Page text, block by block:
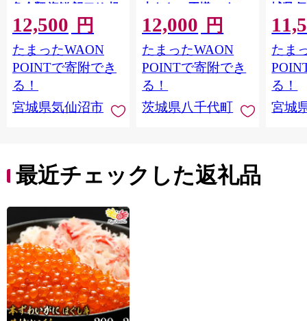
魚介類 海鮮 訳アリ 規
格外 不揃い さけ サケ
鮭切身 シャケ 切り身
冷凍 家庭用 おかず 弁
当 支援 サーモン 銀鮭
切り身 魚 わけあり
12,500 円
たまったWAON
POINTで寄附でき
る！
宮城県気仙沼市
大きさ の不揃い タ
レ・山椒付き ウナギ
鰻 ふぞろい 不揃い う
な重 ひつまぶし 人気
茨城 八千代町 ふるさ
と納税 冷凍 [SF951ya]
12,000 円
たまったWAON
POINTで寄附でき
る！
茨城県八千代町
城県
お刺し
生 生
鮭 銀
介
たま
る！
宮城
最近チェックした返礼品